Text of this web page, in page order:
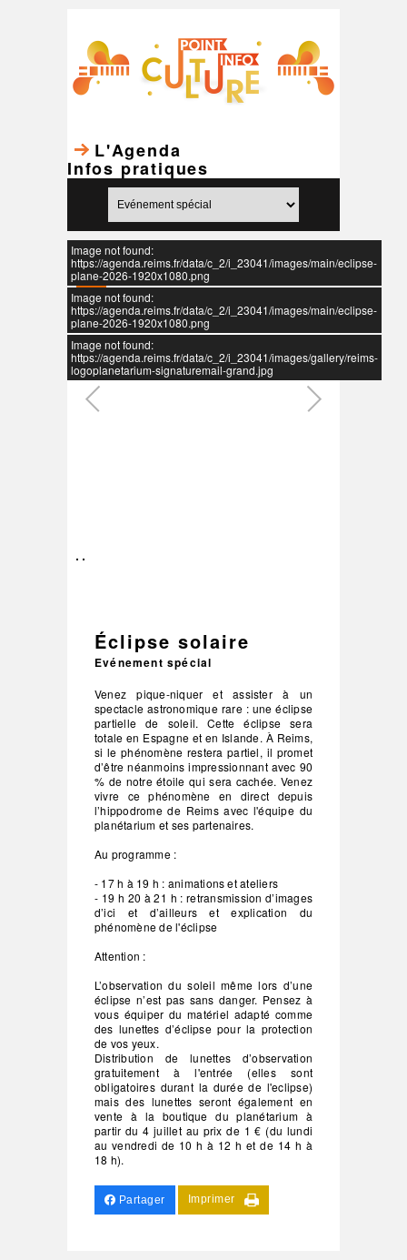
L'Agenda
Infos pratiques
Image not found:
https://agenda.reims.fr/data/c_2/i_23041/images/main/eclipse-
plane-2026-1920x1080.png
Image not found:
https://agenda.reims.fr/data/c_2/i_23041/images/main/eclipse-
plane-2026-1920x1080.png
Image not found:
https://agenda.reims.fr/data/c_2/i_23041/images/gallery/reims-
logoplanetarium-signaturemail-grand.jpg
Éclipse solaire
Evénement spécial
Venez pique-niquer et assister à un
spectacle astronomique rare : une éclipse
partielle de soleil. Cette éclipse sera
totale en Espagne et en Islande. À Reims,
si le phénomène restera partiel, il promet
d’être néanmoins impressionnant avec 90
% de notre étoile qui sera cachée. Venez
vivre ce phénomène en direct depuis
l’hippodrome de Reims avec l'équipe du
planétarium et ses partenaires.
Au programme :
- 17 h à 19 h : animations et ateliers
- 19 h 20 à 21 h : retransmission d’images
d’ici et d’ailleurs et explication du
phénomène de l'éclipse
Attention :
L’observation du soleil même lors d’une
éclipse n’est pas sans danger. Pensez à
vous équiper du matériel adapté comme
des lunettes d’éclipse pour la protection
de vos yeux.
Distribution de lunettes d’observation
gratuitement à l'entrée (elles sont
obligatoires durant la durée de l'eclipse)
mais des lunettes seront également en
vente à la boutique du planétarium à
partir du 4 juillet au prix de 1 € (du lundi
au vendredi de 10 h à 12 h et de 14 h à
18 h).
Partager Imprimer